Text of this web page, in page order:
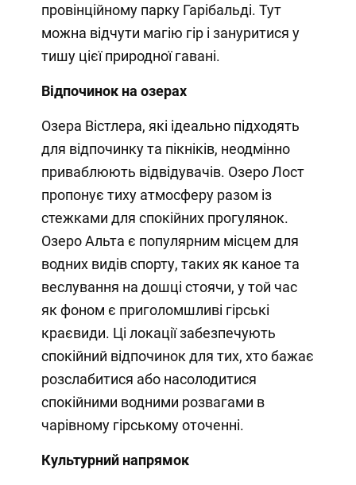
провінційному парку Гарібальді. Тут
можна відчути магію гір і зануритися у
тишу цієї природної гавані.
Відпочинок на озерах
Озера Вістлера, які ідеально підходять
для відпочинку та пікніків, неодмінно
приваблюють відвідувачів. Озеро Лост
пропонує тиху атмосферу разом із
стежками для спокійних прогулянок.
Озеро Альта є популярним місцем для
водних видів спорту, таких як каное та
веслування на дошці стоячи, у той час
як фоном є приголомшливі гірські
краєвиди. Ці локації забезпечують
спокійний відпочинок для тих, хто бажає
розслабитися або насолодитися
спокійними водними розвагами в
чарівному гірському оточенні.
Культурний напрямок